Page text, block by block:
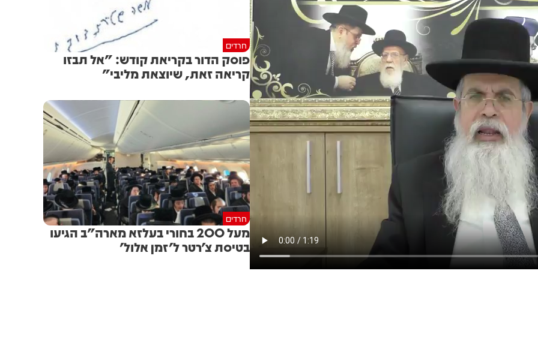
חרדים
פוסק הדור בקריאת קודש: "אל תבזו
קריאה זאת, שיוצאת מליבי"
חרדים
מעל 200 בחורי בעלזא מארה"ב הגיעו
בטיסת צ'רטר ל'זמן אלול'